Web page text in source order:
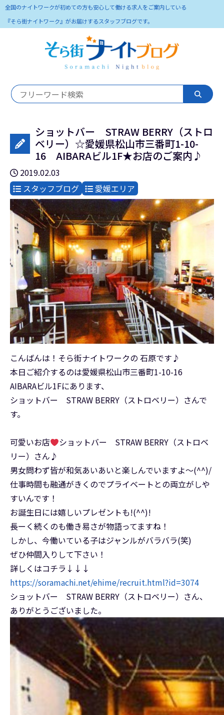
全国のナイトワークが初めての方も安心して働ける求人をご案内している
『そら街ナイトワーク』がお届けするスタッフブログです。
ショットバー STRAW BERRY（ストロ
ベリー）☆愛媛県松山市三番町1-10-
16 AIBARAビル1F★お店のご案内♪
2019.02.03
スタッフブログ
愛媛エリア
こんばんは！そら街ナイトワークの 石原です♪
本日ご紹介するのは愛媛県松山市三番町1-10-16
AIBARAビル1Fにあります、
ショットバー STRAW BERRY（ストロベリー）さんで
す。
可愛いお店
ショットバー STRAW BERRY（ストロベ
リー）さん♪
男女問わず皆が和気あいあいと楽しんでいますよ～(^^)/
仕事時間も融通がきくのでプライベートとの両立がしや
すいんです！
お誕生日には嬉しいプレゼントも!(^^)!
長ーく続くのも働き易さが物語ってますね！
しかし、今働いている子はジャンルがバラバラ(笑)
ぜひ仲間入りして下さい！
詳しくはコチラ↓↓↓
https://soramachi.net/ehime/recruit.html?id=3074
ショットバー STRAW BERRY（ストロベリー）さん、
ありがとうございました。